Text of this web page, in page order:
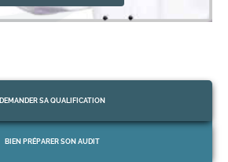
DEMANDER SA QUALIFICATION
BIEN PRÉPARER SON AUDIT